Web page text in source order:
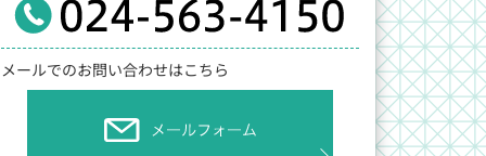
メールでのお問い合わせはこちら